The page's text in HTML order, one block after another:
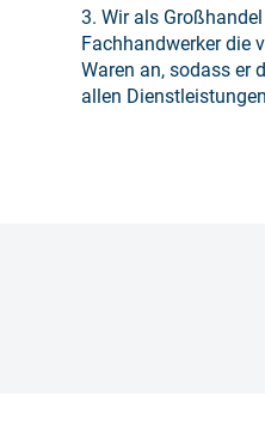
3. Wir als
Fachhandwerker die
Waren an, sodass er
allen